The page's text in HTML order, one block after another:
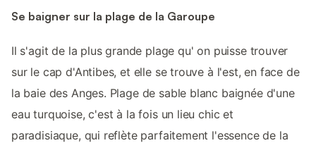
Se baigner sur la plage de la Garoupe
Il s'agit de la plus grande plage qu' on puisse trouver
sur le cap d'Antibes, et elle se trouve à l'est, en face de
la baie des Anges. Plage de sable blanc baignée d'une
eau turquoise, c'est à la fois un lieu chic et
paradisiaque, qui reflète parfaitement l'essence de la